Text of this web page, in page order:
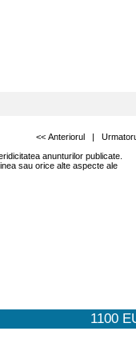
<< Anteriorul|
anunturilor publicate.
sau orice alte aspecte ale
1100